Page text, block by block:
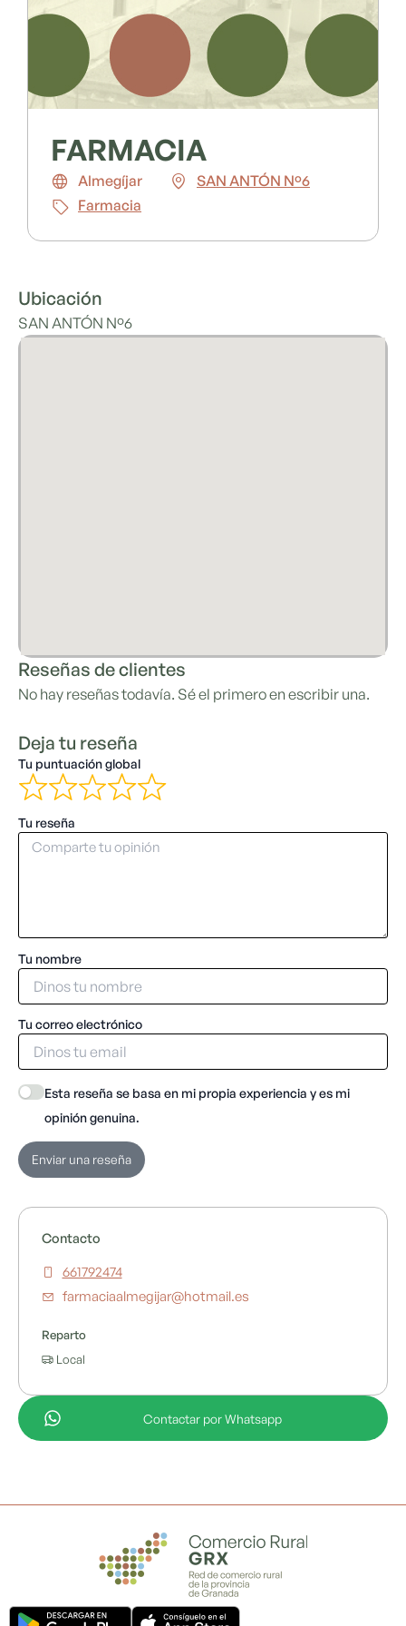
FARMACIA
Almegíjar
SAN ANTÓN Nº6
Farmacia
Ubicación
SAN ANTÓN Nº6
Reseñas de clientes
No hay reseñas todavía. Sé el primero en escribir una.
Deja tu reseña
Tu puntuación global
Tu reseña
Tu nombre
Tu correo electrónico
Esta reseña se basa en mi propia experiencia y es mi
opinión genuina.
Enviar una reseña
Contacto
661792474
farmaciaalmegijar@hotmail.es
Reparto
Local
Contactar por Whatsapp